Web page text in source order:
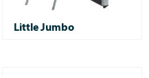
Little Jumbo